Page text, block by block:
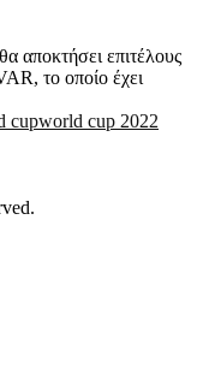
αποκτήσει επιτέλους
το οποίο έχει
cupworld cup 2022